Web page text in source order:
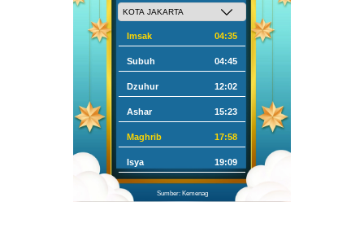
Imsak 04:35
Subuh 04:45
Dzuhur 12:02
Ashar 15:23
Maghrib 17:58
Isya 19:09
Sumber: Kemenag